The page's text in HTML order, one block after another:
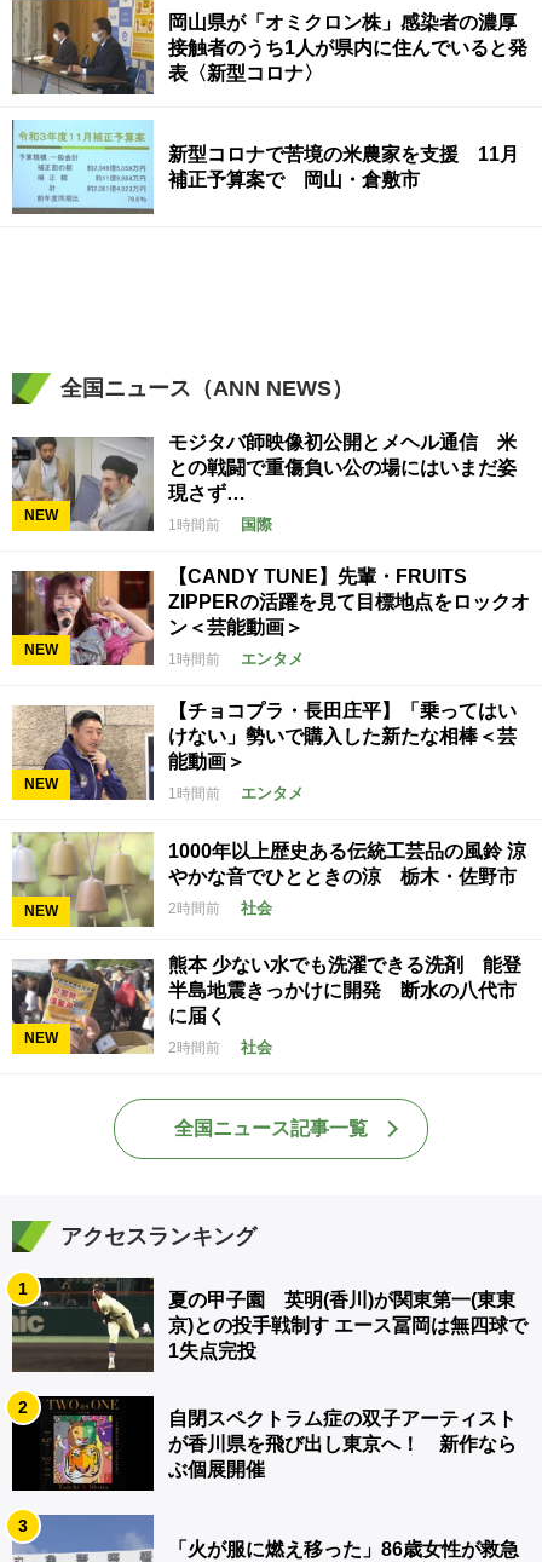
岡山県が「オミクロン株」感染者の濃厚
接触者のうち1人が県内に住んでいると発
表〈新型コロナ〉
新型コロナで苦境の米農家を支援 11月
補正予算案で 岡山・倉敷市
全国ニュース（ANN NEWS）
NEW
モジタバ師映像初公開とメヘル通信 米
との戦闘で重傷負い公の場にはいまだ姿
現さず…
1時間前 国際
NEW
【CANDY TUNE】先輩・FRUITS
ZIPPERの活躍を見て目標地点をロックオ
ン＜芸能動画＞
1時間前 エンタメ
NEW
【チョコプラ・長田庄平】「乗ってはい
けない」勢いで購入した新たな相棒＜芸
能動画＞
1時間前 エンタメ
NEW
1000年以上歴史ある伝統工芸品の風鈴 涼
やかな音でひとときの涼 栃木・佐野市
2時間前 社会
NEW
熊本 少ない水でも洗濯できる洗剤 能登
半島地震きっかけに開発 断水の八代市
に届く
2時間前 社会
全国ニュース記事一覧
アクセスランキング
1
夏の甲子園 英明(香川)が関東第一(東東
京)との投手戦制す エース冨岡は無四球で
1失点完投
2
自閉スペクトラム症の双子アーティスト
が香川県を飛び出し東京へ！ 新作なら
ぶ個展開催
3
「火が服に燃え移った」86歳女性が救急